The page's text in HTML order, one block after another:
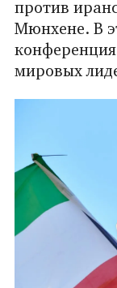
против
Мюнхене. В
конференция
мировых